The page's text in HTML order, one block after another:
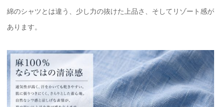
綿のシャツとは違う、少し力の抜けた上品さ、そしてリゾート感が
あります。